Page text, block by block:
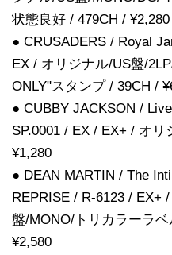
状態良好 / 479CH / ¥2,280
● CRUSADERS / Royal
EX / オリジナル/US盤/
ONLY"スタンプ / 39CH /
● CUBBY JACKSON /
SP.0001 / EX / EX+ / オ
¥1,280
● DEAN MARTIN / The
REPRISE / R-6123 / EX+
盤/MONO/トリカラーラ
¥2,580